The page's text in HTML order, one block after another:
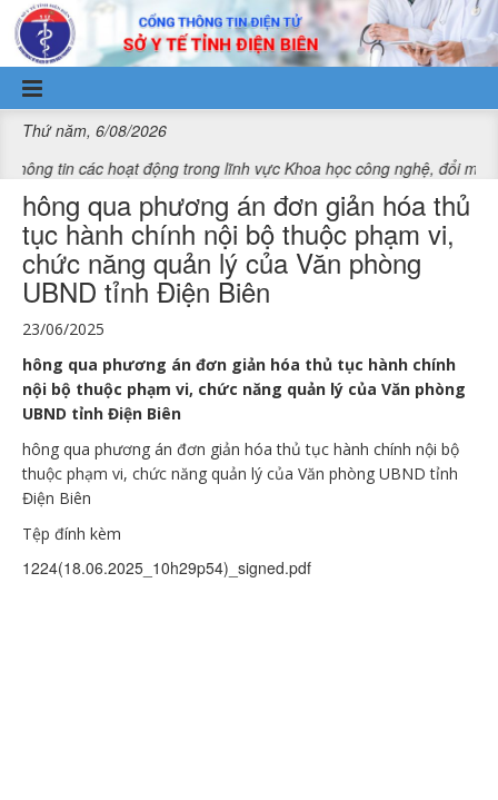
Truy cập nội dung luôn
Thứ năm, 6/08/2026
hoạt động trong lĩnh vực Khoa học công nghệ, đổi mới sáng tạo
hông qua phương án đơn giản hóa thủ
tục hành chính nội bộ thuộc phạm vi,
chức năng quản lý của Văn phòng
UBND tỉnh Điện Biên
23/06/2025
hông qua phương án đơn giản hóa thủ tục hành chính
nội bộ thuộc phạm vi, chức năng quản lý của Văn phòng
UBND tỉnh Điện Biên
hông qua phương án đơn giản hóa thủ tục hành chính nội bộ
thuộc phạm vi, chức năng quản lý của Văn phòng UBND tỉnh
Điện Biên
Tệp đính kèm
1224(18.06.2025_10h29p54)_signed.pdf